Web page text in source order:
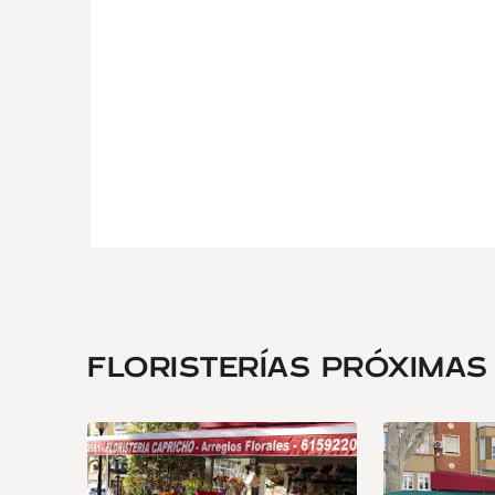
FLORISTERÍAS PRÓXIMAS